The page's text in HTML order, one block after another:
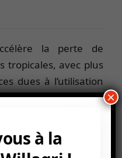
la perte de
tropicales, avec plus
dues à l’utilisation
Les chercheurs
fédérale de
satellitaires pour
à la
×